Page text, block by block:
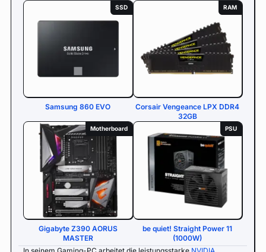
SSD
Samsung 860 EVO
RAM
Corsair Vengeance LPX DDR4
32GB
Motherboard
Gigabyte Z390 AORUS
MASTER
PSU
be quiet! Straight Power 11
(1000W)
In seinem Gaming-PC arbeitet die leistungsstarke NVIDIA